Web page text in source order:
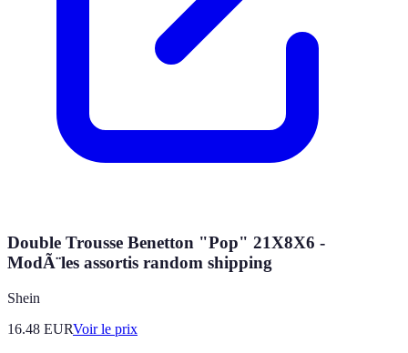
Double Trousse Benetton "Pop" 21X8X6 -
ModÃ¨les assortis random shipping
Shein
16.48 EURVoir le prix